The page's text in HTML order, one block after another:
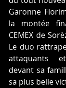
Garonne
la montée
CEMEX de
Le duo
attaquants
devant sa
sa plus belle